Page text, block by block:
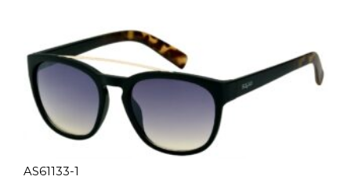
AS61133-1